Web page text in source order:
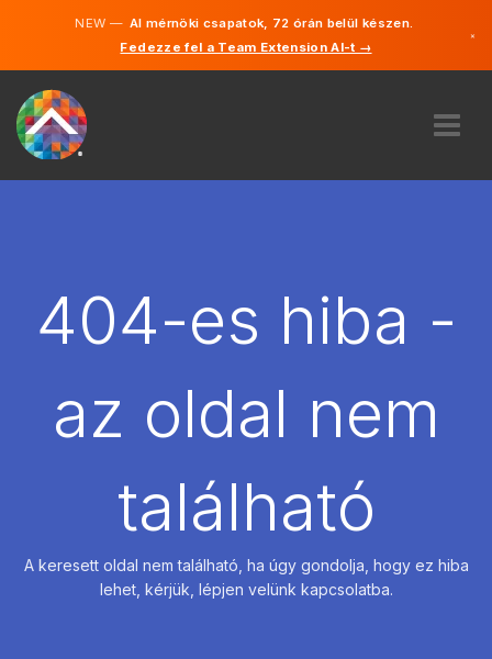
NEW —AI mérnöki csapatok, 72 órán belül készen.
Fedezze fel a Team Extension AI-t →
×
BÉREL
404-es hiba -
az oldal nem
található
A keresett oldal nem található, ha úgy gondolja, hogy ez hiba
lehet, kérjük, lépjen velünk kapcsolatba.